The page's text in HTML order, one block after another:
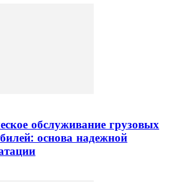
обслуживание грузовых
основа надежной